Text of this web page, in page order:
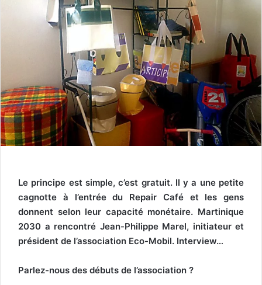
Le principe est simple,c’est gratuit. Il y a une petite
cagnotte à l’entrée du Repair Café et les gens
donnent selon leur capacité monétaire. Martinique
2030 a rencontré Jean-Philippe Marel, initiateur et
président de l’association Eco-Mobil. Interview…
Parlez-nous des débuts de l’association ?